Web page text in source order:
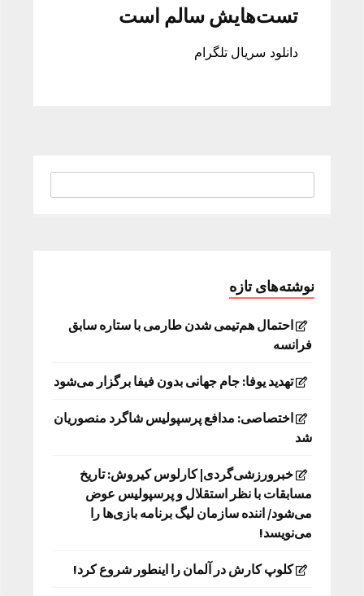
تست‌هایش سالم است
دانلود سریال تلگرام
نوشته‌های تازه
احتمال هم‌تیمی شدن طارمی با ستاره سابق
فرانسه
تهدید یوفا: جام جهانی بدون فیفا برگزار می‌شود
اختصاصی: مدافع پرسپولیس شاگرد منصوریان
شد
خبرورزشی‌گردی| کارلوس کیروش: تاریخ
مسابقات با نظر استقلال و پرسپولیس عوض
می‌شود/ اننده سازمان لیگ برنامه بازی‌ها را
می‌نویسد!
کلوپ کارش در آلمان را اینطور شروع کرد!